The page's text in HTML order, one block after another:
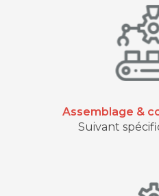
Assemblage &
Suivant